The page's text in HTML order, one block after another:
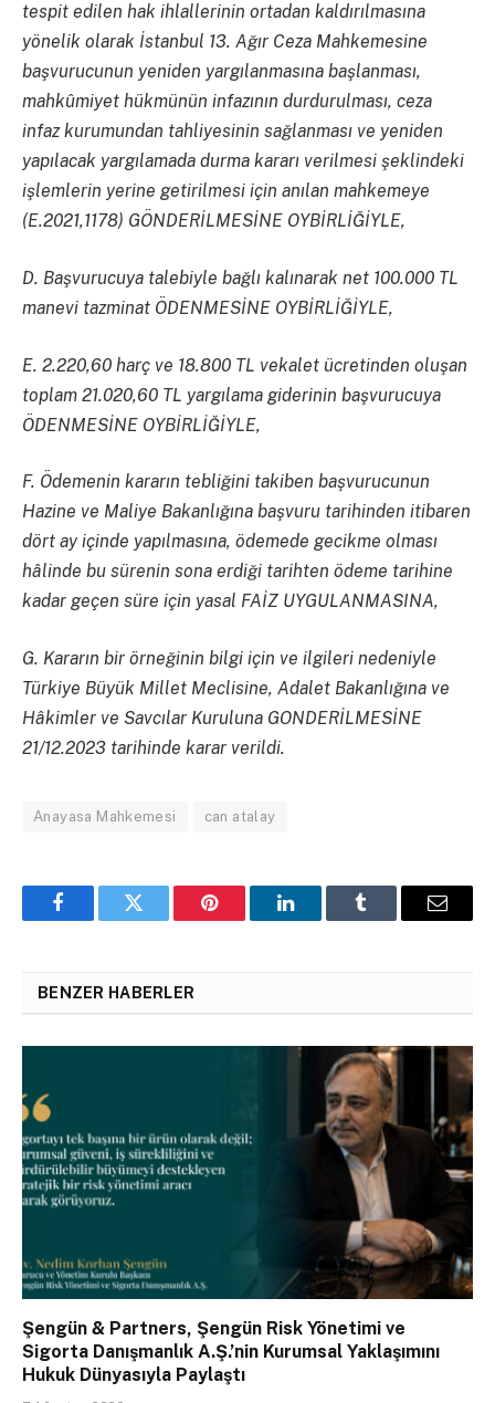
tespit edilen hak ihlallerinin ortadan kaldırılmasına
yönelik olarak İstanbul 13. Ağır Ceza Mahkemesine
başvurucunun yeniden yargılanmasına başlanması,
mahkûmiyet hükmünün infazının durdurulması, ceza
infaz kurumundan tahliyesinin sağlanması ve yeniden
yapılacak yargılamada durma kararı verilmesi şeklindeki
işlemlerin yerine getirilmesi için anılan mahkemeye
(E.2021,1178) GÖNDERİLMESİNE OYBİRLİĞİYLE,
D. Başvurucuya talebiyle bağlı kalınarak net 100.000 TL
manevi tazminat ÖDENMESİNE OYBİRLİĞİYLE,
E. 2.220,60 harç ve 18.800 TL vekalet ücretinden oluşan
toplam 21.020,60 TL yargılama giderinin başvurucuya
ÖDENMESİNE OYBİRLİĞİYLE,
F. Ödemenin kararın tebliğini takiben başvurucunun
Hazine ve Maliye Bakanlığına başvuru tarihinden itibaren
dört ay içinde yapılmasına, ödemede gecikme olması
hâlinde bu sürenin sona erdiği tarihten ödeme tarihine
kadar geçen süre için yasal FAİZ UYGULANMASINA,
G. Kararın bir örneğinin bilgi için ve ilgileri nedeniyle
Türkiye Büyük Millet Meclisine, Adalet Bakanlığına ve
Hâkimler ve Savcılar Kuruluna GONDERİLMESİNE
21/12.2023 tarihinde karar verildi.
Anayasa Mahkemesi can atalay
FacebookTwitter Pinterest LinkedInTumblr Email
BENZER HABERLER
Şengün & Partners, Şengün Risk Yönetimi ve
Sigorta Danışmanlık A.Ş.’nin Kurumsal Yaklaşımını
Hukuk Dünyasıyla Paylaştı